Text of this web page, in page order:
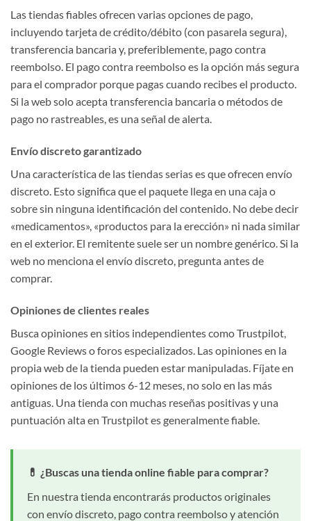
Las tiendas fiables ofrecen varias opciones de pago,
incluyendo tarjeta de crédito/débito (con pasarela segura),
transferencia bancaria y, preferiblemente, pago contra
reembolso. El pago contra reembolso es la opción más segura
para el comprador porque pagas cuando recibes el producto.
Si la web solo acepta transferencia bancaria o métodos de
pago no rastreables, es una señal de alerta.
Envío discreto garantizado
Una característica de las tiendas serias es que ofrecen envío
discreto. Esto significa que el paquete llega en una caja o
sobre sin ninguna identificación del contenido. No debe decir
«medicamentos», «productos para la erección» ni nada similar
en el exterior. El remitente suele ser un nombre genérico. Si la
web no menciona el envío discreto, pregunta antes de
comprar.
Opiniones de clientes reales
Busca opiniones en sitios independientes como Trustpilot,
Google Reviews o foros especializados. Las opiniones en la
propia web de la tienda pueden estar manipuladas. Fíjate en
opiniones de los últimos 6-12 meses, no solo en las más
antiguas. Una tienda con muchas reseñas positivas y una
puntuación alta en Trustpilot es generalmente fiable.
💊 ¿Buscas una tienda online fiable para comprar?
En nuestra tienda encontrarás productos originales
con envío discreto, pago contra reembolso y atención